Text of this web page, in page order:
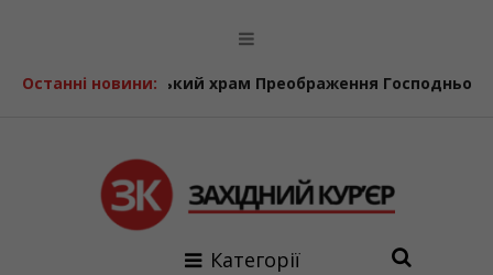
Останні новини:
храм Преображення Господнього відзначає 24-
Категорії